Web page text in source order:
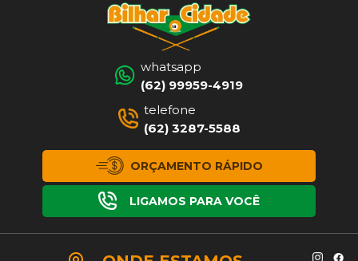
whatsapp
(62) 99959-4919
telefone
(62) 3287-5588
ORÇAMENTO RÁPIDO
LIGAMOS PARA VOCÊ